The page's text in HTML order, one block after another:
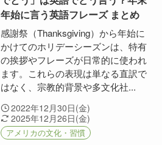
年始に言う英語フレーズ まとめ
感謝祭（Thanksgiving）から年始に
かけてのホリデーシーズンは、特有
の挨拶やフレーズが日常的に使われ
ます。これらの表現は単なる直訳で
はなく、宗教的背景や多文化社...
2022年12月30日(金)
2025年12月26日(金)
アメリカの文化・習慣